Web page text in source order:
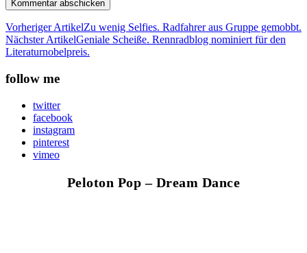
Vorheriger ArtikelZu wenig Selfies. Radfahrer aus Gruppe gemobbt.
Nächster ArtikelGeniale Scheiße. Rennradblog nominiert für den
Literaturnobelpreis.
follow me
twitter
facebook
instagram
pinterest
vimeo
Peloton Pop – Dream Dance